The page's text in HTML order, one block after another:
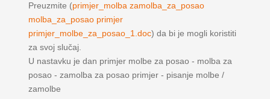
Preuzmite (primjer_molba zamolba_za_posao
molba_za_posao primjer
primjer_molbe_za_posao_1.doc) da bi je mogli koristiti
za svoj slučaj.
U nastavku je dan primjer molbe za posao - molba za
posao - zamolba za posao primjer - pisanje molbe /
zamolbe